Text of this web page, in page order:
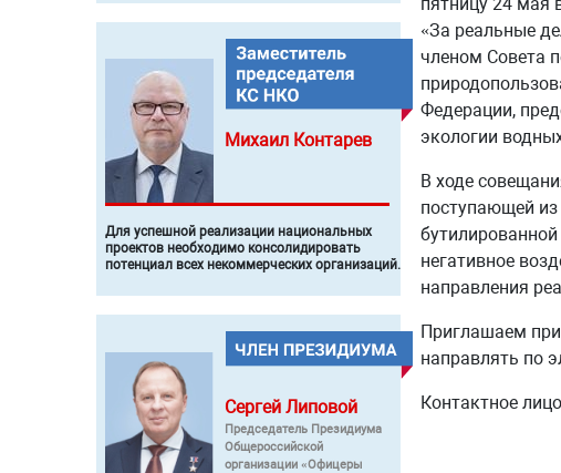
Михаил Контарев
Для успешной реализации национальных
проектов необходимо консолидировать
потенциал всех некоммерческих организаций.
Сергей Липовой
Председатель Президиума
Общероссийской
организации «Офицеры
«За реальные
членом Совета
Федерации,
экологии
В ходе
поступающей из
негативное
направления
Приглашаем
направлять по
Контактное